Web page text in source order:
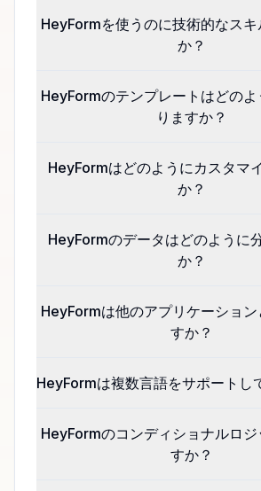
HeyFormを使うのに技術的なス
か？
HeyFormのテンプレートはどの
りますか？
HeyFormはどのようにカスタマ
か？
HeyFormのデータはどのように
か？
HeyFormは他のアプリケーション
すか？
HeyFormは複数言語をサポートし
HeyFormのコンディショナルロ
すか？